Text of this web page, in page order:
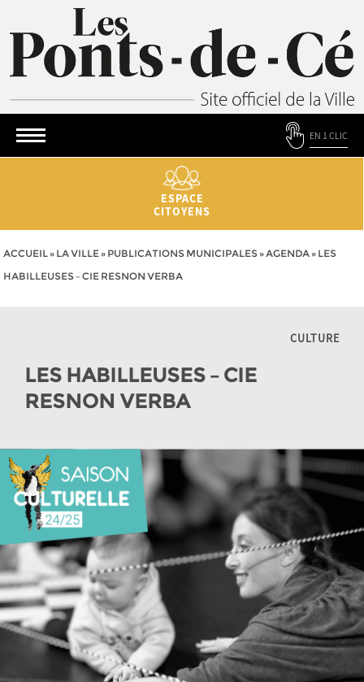
EN 1 CLIC
ESPACE
CITOYENS
ACCUEIL» LA VILLE» PUBLICATIONS MUNICIPALES»AGENDA» LES
HABILLEUSES – CIE RESNON VERBA
CULTURE
LES HABILLEUSES – CIE
RESNON VERBA